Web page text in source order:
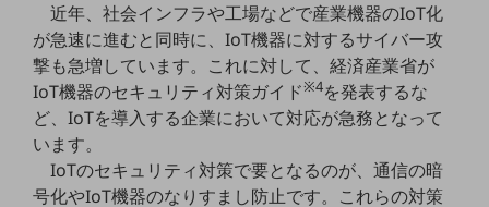
データ利活用
運用管理
業務支援・マーケティング
災害対策・BCP
近年、社会インフラや工場などで産業機器のIoT化
が急速に進むと同時に、IoT機器に対するサイバー攻
撃も急増しています。これに対して、経済産業省が
IoT機器のセキュリティ対策ガイド※4を発表するな
ど、IoTを導入する企業において対応が急務となって
います。
IoTのセキュリティ対策で要となるのが、通信の暗
号化やIoT機器のなりすまし防止です。これらの対策